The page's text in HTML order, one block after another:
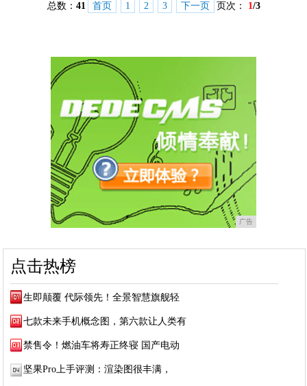
总数： 41 首页 1 2 3 下一页 页次： 1/3
广告
点击热榜
生即颠覆 代际领先！全景智慧旗舰轻
七款未来手机概念图，第六款让人类有
禁售令！燃油车将寿正终寝 国产电动
坚果Pro上手评测：渲染图很丰满，